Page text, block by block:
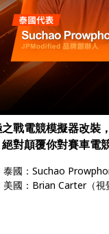
戰電競模擬器改裝
對顛覆你對賽車電
泰國：Suchao
美國：Brian Carter（視